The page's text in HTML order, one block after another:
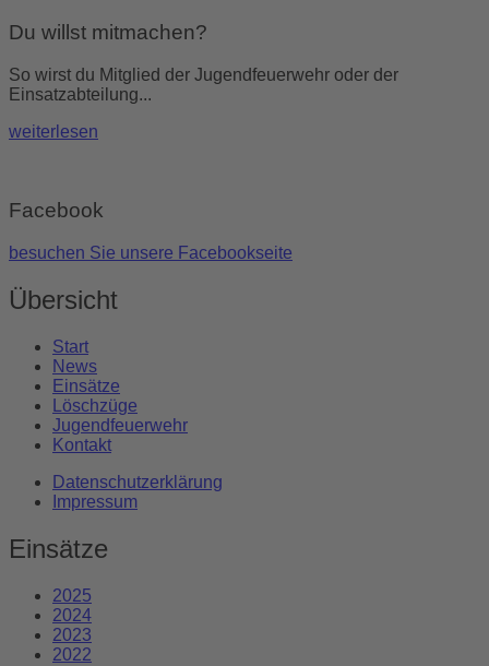
Du willst mitmachen?
So wirst du Mitglied der Jugendfeuerwehr oder der
Einsatzabteilung...
weiterlesen
Facebook
besuchen Sie unsere Facebookseite
Übersicht
Start
News
Einsätze
Löschzüge
Jugendfeuerwehr
Kontakt
Datenschutzerklärung
Impressum
Einsätze
2025
2024
2023
2022